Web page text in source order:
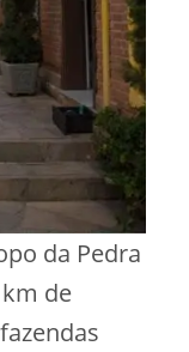
da Pedra
de